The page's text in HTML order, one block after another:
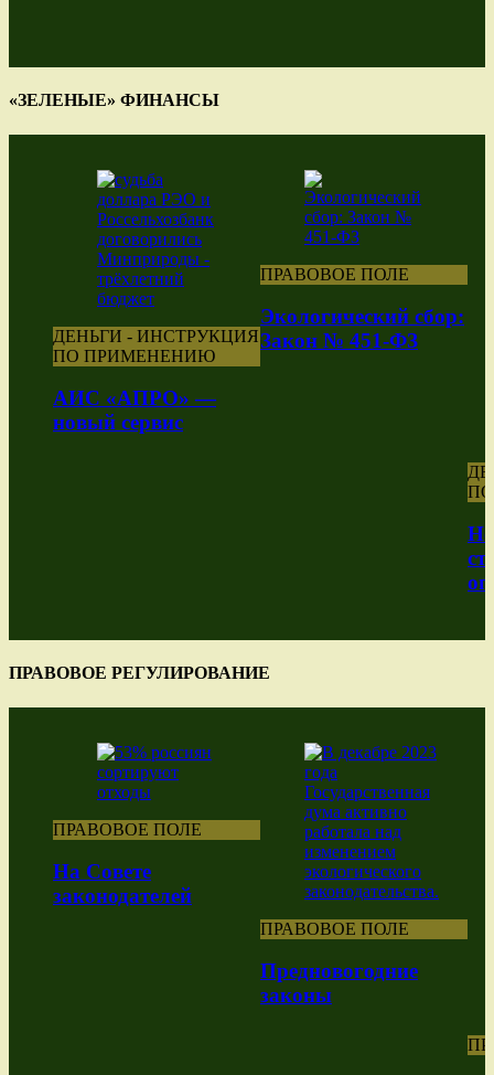
«ЗЕЛЕНЫЕ» ФИНАНСЫ
ДЕНЬГИ - ИНСТРУКЦИЯ
ПО ПРИМЕНЕНИЮ
АИС «АПРО» —
новый сервис
ПРАВОВОЕ ПОЛЕ
Экологический сбор:
Закон № 451-ФЗ
ПРАВОВОЕ РЕГУЛИРОВАНИЕ
ПРАВОВОЕ ПОЛЕ
На Совете
законодателей
ПРАВОВОЕ ПОЛЕ
Предновогодние
законы